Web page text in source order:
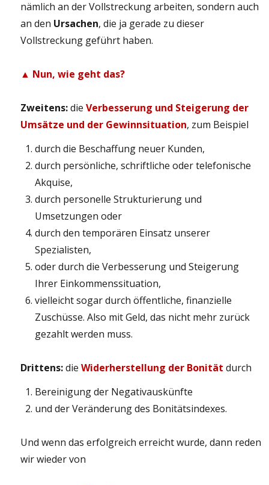
nämlich an der Vollstreckung arbeiten, sondern auch
an den Ursachen, die ja gerade zu dieser
Vollstreckung geführt haben.
▲ Nun, wie geht das?
Zweitens:dieVerbesserung und Steigerung der
Umsätze und der Gewinnsituation, zum Beispiel
durch die Beschaffung neuer Kunden,
durch persönliche, schriftliche oder telefonische
Akquise,
durch personelle Strukturierung und
Umsetzungen oder
durch den temporären Einsatz unserer
Spezialisten,
oder durch die Verbesserung und Steigerung
Ihrer Einkommenssituation,
vielleicht sogar durch öffentliche, finanzielle
Zuschüsse. Also mit Geld, das nicht mehr zurück
gezahlt werden muss.
Drittens:dieWiderherstellung der Bonität durch
Bereinigung der Negativauskünfte
und der Veränderung des Bonitätsindexes.
Und wenn das erfolgreich erreicht wurde, dann reden
wir wieder von